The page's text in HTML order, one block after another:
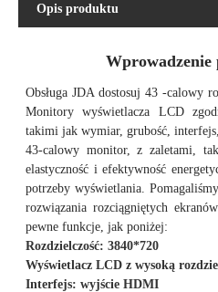
Opis produktu
Obsługa JDA dostosuj 43 -calowy
Monitory wyświetlacza LCD
takimi jak wymiar, grubość,
43-calowy monitor, z zaletami,
elastyczność i efektywność
potrzeby wyświetlania.
rozwiązania rozciągniętych
pewne funkcje, jak poniżej:
Rozdzielczość: 3840*720
Wyświetlacz LCD z wysoką
Interfejs: wyjście HDMI